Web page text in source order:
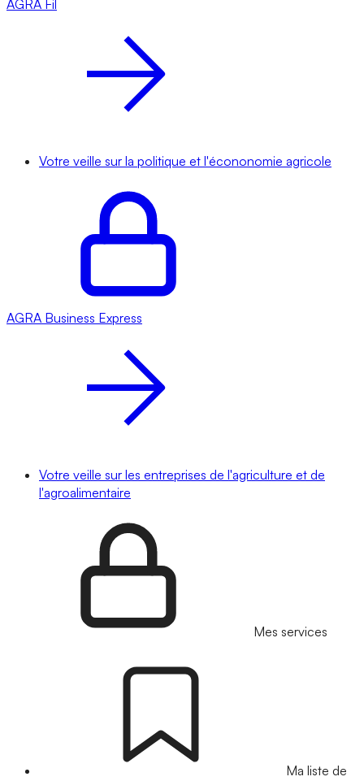
AGRA Fil
Votre veille sur la politique et l'écononomie agricole
AGRA Business Express
Votre veille sur les entreprises de l'agriculture et de
l'agroalimentaire
Mes services
Ma liste de